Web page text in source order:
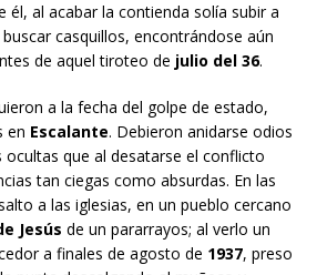
él, al acabar la contienda solía subir a
casquillos, encontrándose aún
de aquel tiroteo de julio del 36.
a la fecha del golpe de estado,
en Escalante. Debieron anidarse odios
que al desatarse el conflicto
tan ciegas como absurdas. En las
a las iglesias, en un pueblo cercano
Jesús de un pararrayos; al verlo un
a finales de agosto de 1937, preso